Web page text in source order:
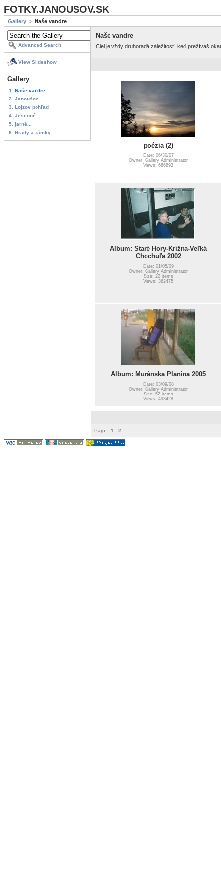
FOTKY.JANOUSOV.SK
Gallery Naše vandre
Advanced Search
View Slideshow
Gallery
1. Naše vandre
2. Janoušov
3. Lojzov pohľad
4. Jesenné...
5. jarné...
6. Hrady a zámky
Naše vandre
Ciel je vždy druhoradá záležitosť, keď prežívaš
poézia (2)
Date: 06/30/07
Owner: Gallery Administrator
Views: 666893
Album: Staré Hory-Krížna-Veľká
Chochuľa 2002
Date: 01/05/09
Owner: Gallery Administrator
Size: 22 items
Views: 362475
Album: Muránska Planina 2005
Date: 03/09/08
Owner: Gallery Administrator
Size: 52 items
Views: 493428
Page: 1 2